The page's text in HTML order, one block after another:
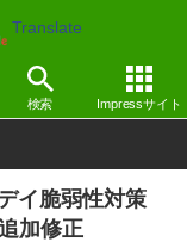
Translate
検索 Impressサイト
イ脆弱性対策
加修正